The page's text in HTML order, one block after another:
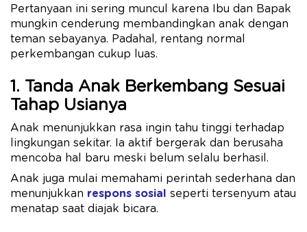
Pertanyaan ini sering muncul karena Ibu dan Bapak
mungkin cenderung membandingkan anak dengan
teman sebayanya. Padahal, rentang normal
perkembangan cukup luas.
1. Tanda Anak Berkembang Sesuai
Tahap Usianya
Anak menunjukkan rasa ingin tahu tinggi terhadap
lingkungan sekitar. Ia aktif bergerak dan berusaha
mencoba hal baru meski belum selalu berhasil.
Anak juga mulai memahami perintah sederhana dan
menunjukkan respons sosial seperti tersenyum atau
menatap saat diajak bicara.